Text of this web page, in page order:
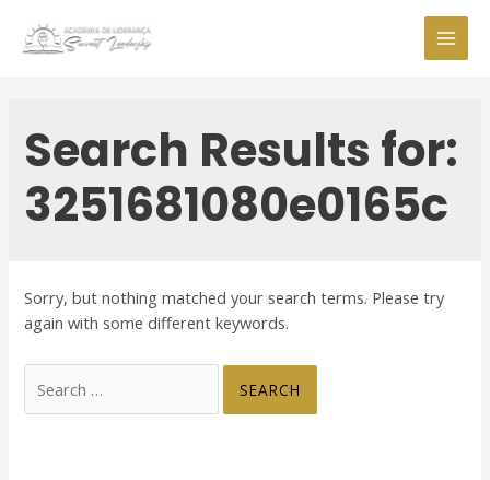
content
Search Results for:
3251681080e0165c
Sorry, but nothing matched your search terms. Please try
again with some different keywords.
for: